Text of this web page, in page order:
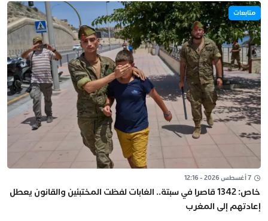
متابعات
7 أغسطس 2026 - 12:16
خاص: 1342 قاصرا في سبتة.. الغابات لفظت المختبئين والقانون يعطل
إعادتهم إلى المغرب